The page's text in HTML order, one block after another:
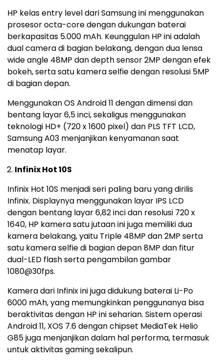
HP kelas entry level dari Samsung ini menggunakan
prosesor octa-core dengan dukungan baterai
berkapasitas 5.000 mAh. Keunggulan HP ini adalah
dual camera di bagian belakang, dengan dua lensa
wide angle 48MP dan depth sensor 2MP dengan efek
bokeh, serta satu kamera selfie dengan resolusi 5MP
di bagian depan.
Menggunakan OS Android 11 dengan dimensi dan
bentang layar 6,5 inci, sekaligus menggunakan
teknologi HD+ (720 x 1600 pixel) dan PLS TFT LCD,
Samsung A03 menjanjikan kenyamanan saat
menatap layar.
Infinix Hot 10S
Infinix Hot 10S menjadi seri paling baru yang dirilis
Infinix. Displaynya menggunakan layar IPS LCD
dengan bentang layar 6,82 inci dan resolusi 720 x
1640, HP kamera satu jutaan ini juga memiliki dua
kamera belakang, yaitu Triple 48MP dan 2MP serta
satu kamera selfie di bagian depan 8MP dan fitur
dual-LED flash serta pengambilan gambar
1080@30fps.
Kamera dari Infinix ini juga didukung baterai Li-Po
6000 mAh, yang memungkinkan penggunanya bisa
beraktivitas dengan HP ini seharian. Sistem operasi
Android 11, XOS 7.6 dengan chipset MediaTek Helio
G85 juga menjanjikan dalam hal performa, termasuk
untuk aktivitas gaming sekalipun.